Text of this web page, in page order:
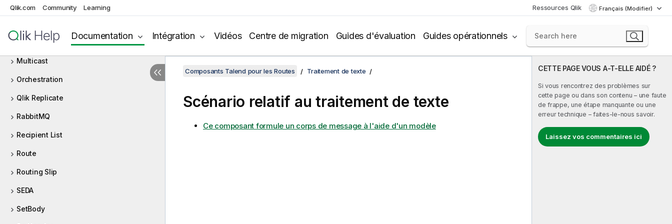
Qlik.com Community Learning Ressources Qlik Français (Modifier)
Documentation Intégration Vidéos Centre de migration Guides d'évaluation Guides opérationnels
Map
MQTT
Multicast
Orchestration
Qlik Replicate
RabbitMQ
Recipient List
Route
Routing Slip
SEDA
SetBody
CETTE PAGE VOUS A-T-ELLE AIDÉ ?
Si vous rencontrez des problèmes sur
cette page ou dans son contenu – une faute
de frappe, une étape manquante ou une
erreur technique – faites-le-nous savoir.
Laissez vos commentaires ici
Composants Talend pour les Routes Traitement de texte
Scénario relatif au traitement de texte
Ce composant formule un corps de message à l'aide d'un modèle